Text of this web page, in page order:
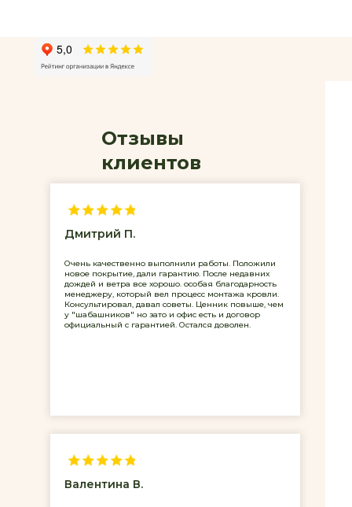
Отзывы
клиентов
Дмитрий П.
Очень качественно выполнили работы. Положили
новое покрытие, дали гарантию. После недавних
дождей и ветра все хорошо. особая благодарность
менеджеру, который вел процесс монтажа кровли.
Консультировал, давал советы. Ценник повыше, чем
у "шабашников" но зато и офис есть и договор
официальный с гарантией. Остался доволен.
Валентина В.